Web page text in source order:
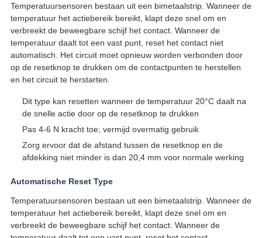
Temperatuursensoren bestaan uit een bimetaalstrip. Wanneer de
temperatuur het actiebereik bereikt, klapt deze snel om en
verbreekt de beweegbare schijf het contact. Wanneer de
temperatuur daalt tot een vast punt, reset het contact niet
automatisch. Het circuit moet opnieuw worden verbonden door
op de resetknop te drukken om de contactpunten te herstellen
en het circuit te herstarten.
Dit type kan resetten wanneer de temperatuur 20°C daalt na
de snelle actie door op de resetknop te drukken
Pas 4-6 N kracht toe; vermijd overmatig gebruik
Zorg ervoor dat de afstand tussen de resetknop en de
afdekking niet minder is dan 20,4 mm voor normale werking
Automatische Reset Type
Temperatuursensoren bestaan uit een bimetaalstrip. Wanneer de
temperatuur het actiebereik bereikt, klapt deze snel om en
verbreekt de beweegbare schijf het contact. Wanneer de